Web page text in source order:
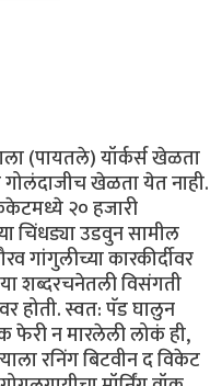
(पायतले) यॉर्कर्स खेळता
खेळता येत नाही.
२० हजारी
चिंधड्या उडवुन सामील
गांगुलीच्या कारकीर्दीवर
या शब्दरचनेतली विसंगती
होती. स्वत: पॅड घालुन
फेरी न मारलेली लोकं ही,
रनिंग बिटवीन द विकेट